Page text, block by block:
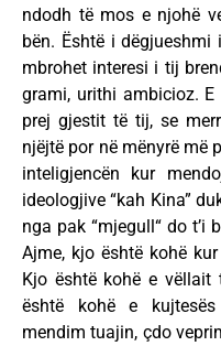
ndodh të mos e njohë
bën. Është i
mbrohet interesi i tij
grami, urithi ambicioz.
prej gjestit të tij, se
njëjtë por në mënyrë më
inteligjencën kur
ideologjive “kah Kina”
nga pak “mjegull“ do t’i
Ajme, kjo është kohë
Kjo është kohë e vëllait
është kohë e
mendim tuajin, çdo